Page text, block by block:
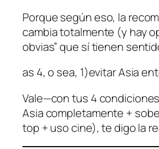
Porque según eso, la
cambia totalmente (y hay
obvias” que sí tienen
as 4, o sea, 1)evitar Asia
Vale—con tus 4
Asia completamente +
top + uso cine), te digo la